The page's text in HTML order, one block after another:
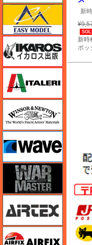
新
新時
ボッ
イージー
イカロス
ウォーマ
エアフィ